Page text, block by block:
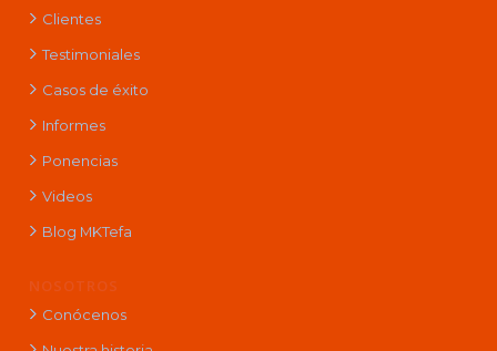
Clientes
Testimoniales
Casos de éxito
Informes
Ponencias
Videos
Blog MKTefa
NOSOTROS
Conócenos